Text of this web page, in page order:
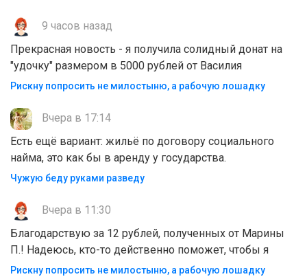
9 часов назад
Прекрасная новость - я получила солидный донат на
"удочку" размером в 5000 рублей от Василия
Рискну попросить не милостыню, а рабочую лошадку
Вчера в 17:14
Есть ещё вариант: жильё по договору социального
найма, это как бы в аренду у государства.
Чужую беду руками разведу
Вчера в 11:30
Благодарствую за 12 рублей, полученных от Марины
П.! Надеюсь, кто-то действенно поможет, чтобы я
Рискну попросить не милостыню, а рабочую лошадку